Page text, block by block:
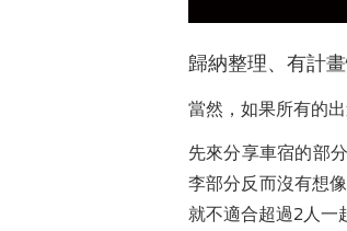
歸納整理、有計
當然，如果所有的
先來分享車宿的部
李部分反而沒有想
就不適合超過2人一